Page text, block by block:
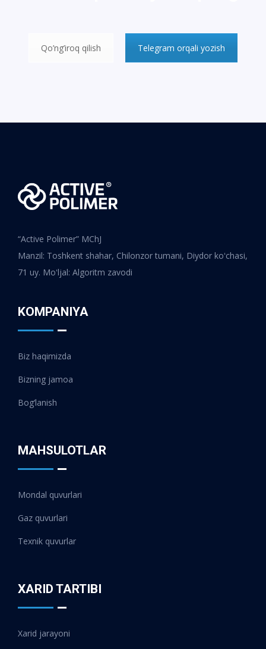
Qo’ng’iroq qilish Telegram orqali yozish
“Active Polimer” MChJ
Manzil: Toshkent shahar, Chilonzor tumani, Diydor koʻchasi,
71 uy. Moʻljal: Algoritm zavodi
KOMPANIYA
Biz haqimizda
Bizning jamoa
Bog‘lanish
MAHSULOTLAR
Mondal quvurlari
Gaz quvurlari
Texnik quvurlar
XARID TARTIBI
Xarid jarayoni